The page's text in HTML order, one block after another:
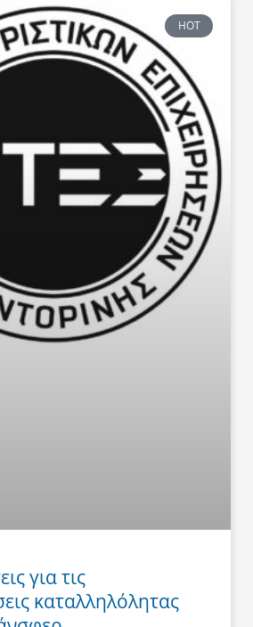
HOT
για τις
καταλληλόλητας